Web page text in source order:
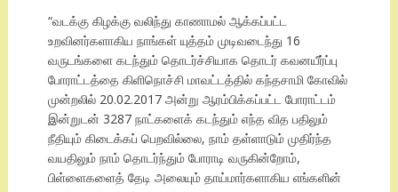
“வடக்கு கிழக்கு வலிந்து காணாமல் ஆக்கப்பட்ட
உறவினர்களாகிய நாங்கள் யுத்தம் முடிவடைந்து 16
வருடங்களை கடந்தும் தொடர்ச்சியாக தொடர் கவனயீர்ப்பு
போராட்டத்தை கிளிநொச்சி மாவட்டத்தில் கந்தசாமி கோவில்
முன்றலில் 20.02.2017 அன்று ஆரம்பிக்கப்பட்ட போராட்டம்
இன்றுடன் 3287 நாட்களைக் கடந்தும் எந்த வித பதிலும்
நீதியும் கிடைக்கப் பெறவில்லை, நாம் தள்ளாடும் முதிர்ந்த
வயதிலும் நாம் தொடர்ந்தும் போராடி வருகின்றோம்,
பிள்ளைகளைத் தேடி அலையும் தாய்மார்களாகிய எங்களின்